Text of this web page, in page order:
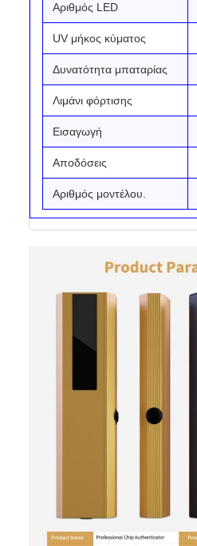
Αριθμός LED
UV μήκος κύματος
Δυνατότητα μπαταρίας
Λιμάνι φόρτισης
Εισαγωγή
Αποδόσεις
Αριθμός μοντέλου.